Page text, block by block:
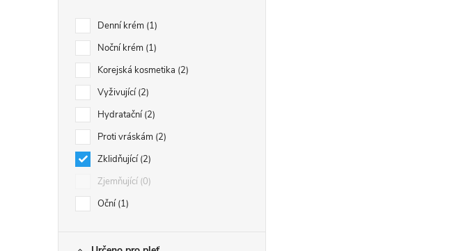
Denní krém 1
Noční krém 1
Korejská kosmetika 2
Vyživující 2
Hydratační 2
Proti vráskám 2
Zklidňující 2
Zjemňující 0
Oční 1